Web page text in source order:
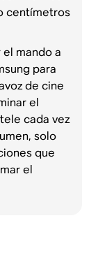
centímetros
mando a
para
de cine
el
cada vez
solo
que
el